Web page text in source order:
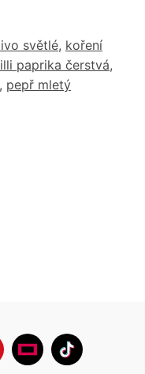
světlé, koření
paprika čerstvá,
, pepř mletý